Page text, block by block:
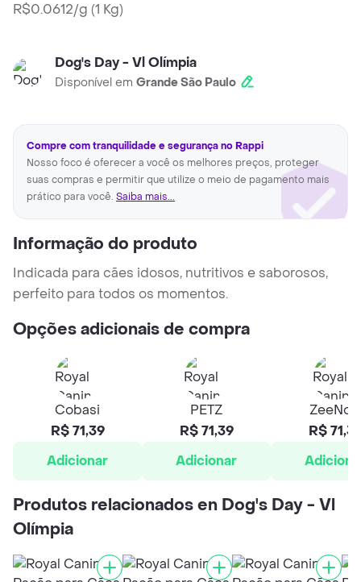
R$0.0612/g (1 Kg)
Dog's Day - Vl Olímpia
Disponível em Grande São Paulo
Compre com tranquilidade e segurança no Rappi
Nosso foco é oferecer a você os melhores preços, proteger
suas compras e permitir que utilize o meio de pagamento mais
prático para você. Saiba mais...
Informação do produto
Indicada para cães idosos, nutritivos e saborosos,
perfeito para todos os momentos.
Opções adicionais de compra
Cobasi
R$ 71,39
Adicionar
PETZ
R$ 71,39
Adicionar
ZeeNow
R$
Produtos relacionados en Dog's Day - Vl
Olímpia